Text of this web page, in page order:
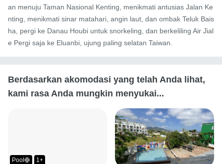
an menuju Taman Nasional Kenting, menikmati antusias Jalan Ke
nting, menikmati sinar matahari, angin laut, dan ombak Teluk Bais
ha, pergi ke Danau Houbi untuk snorkeling, dan berkeliling Air Jial
e Pergi saja ke Eluanbi, ujung paling selatan Taiwan.
Berdasarkan akomodasi yang telah Anda lihat,
kami rasa Anda mungkin menyukai...
Pool🛟 1+